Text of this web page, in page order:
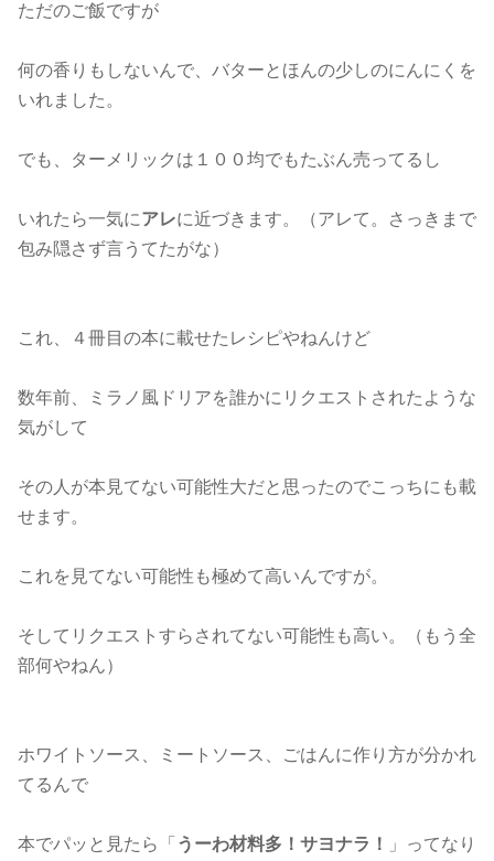
ただのご飯ですが
何の香りもしないんで、バターとほんの少しのにんにくを
いれました。
でも、ターメリックは１００均でもたぶん売ってるし
いれたら一気にアレに近づきます。（アレて。さっきまで
包み隠さず言うてたがな）
これ、４冊目の本に載せたレシピやねんけど
数年前、ミラノ風ドリアを誰かにリクエストされたような
気がして
その人が本見てない可能性大だと思ったのでこっちにも載
せます。
これを見てない可能性も極めて高いんですが。
そしてリクエストすらされてない可能性も高い。（もう全
部何やねん）
ホワイトソース、ミートソース、ごはんに作り方が分かれ
てるんで
本でパッと見たら「 うーわ材料多！サヨナラ！
」ってなり